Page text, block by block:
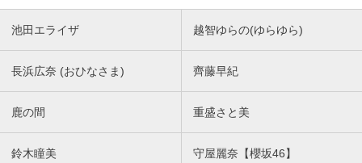
池田エライザ 越智ゆらの(ゆらゆら)
長浜広奈 (おひなさま) 齊藤早紀
鹿の間 重盛さと美
鈴木瞳美 守屋麗奈【櫻坂46】